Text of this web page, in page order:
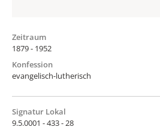
Zeitraum
1879 - 1952
Konfession
evangelisch-lutherisch
Signatur Lokal
9.5.0001 - 433 - 28